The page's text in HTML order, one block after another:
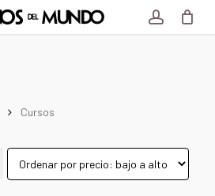
account
Cursos
Close